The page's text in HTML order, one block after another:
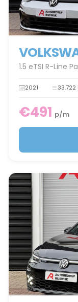
1.5 eTSI R-Line
2021 33.722
€491 p/m